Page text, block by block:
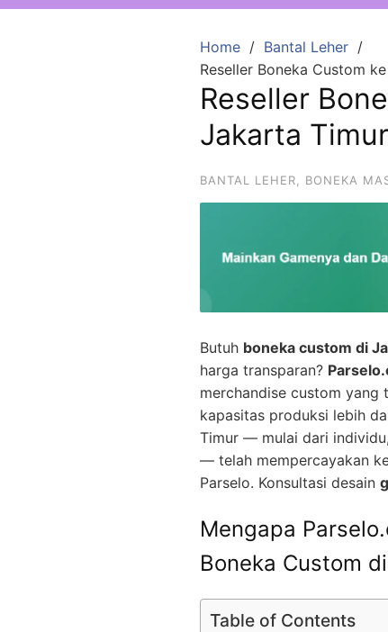
Home
Bantal Leher
Reseller Boneka Custom
Reseller
Jakarta
BANTAL LEHER BONEKA
Butuh boneka custom di
harga transparan?
merchandise custom yang
kapasitas produksi lebih
Timur — mulai dari
— telah mempercayakan
Parselo. Konsultasi desain
Mengapa
Boneka Custom di
Table of Contents